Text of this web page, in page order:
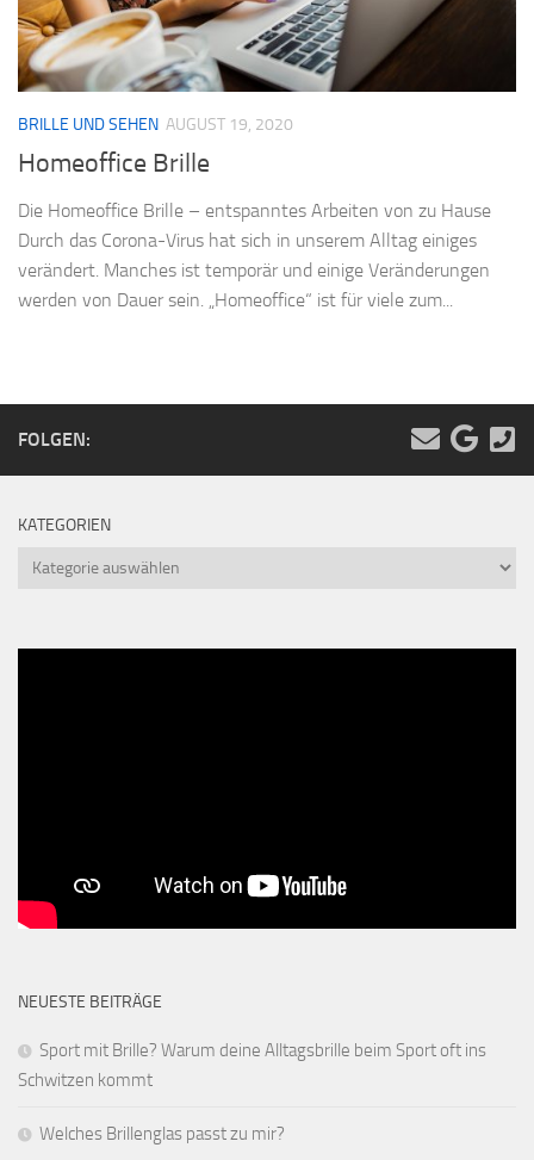
BRILLE UND SEHEN AUGUST 19, 2020
Homeoffice Brille
Die Homeoffice Brille – entspanntes Arbeiten von zu Hause
Durch das Corona-Virus hat sich in unserem Alltag einiges
verändert. Manches ist temporär und einige Veränderungen
werden von Dauer sein. „Homeoffice“ ist für viele zum...
FOLGEN:
KATEGORIEN
Kategorien
NEUESTE BEITRÄGE
Sport mit Brille? Warum deine Alltagsbrille beim Sport oft ins
Schwitzen kommt
Welches Brillenglas passt zu mir?